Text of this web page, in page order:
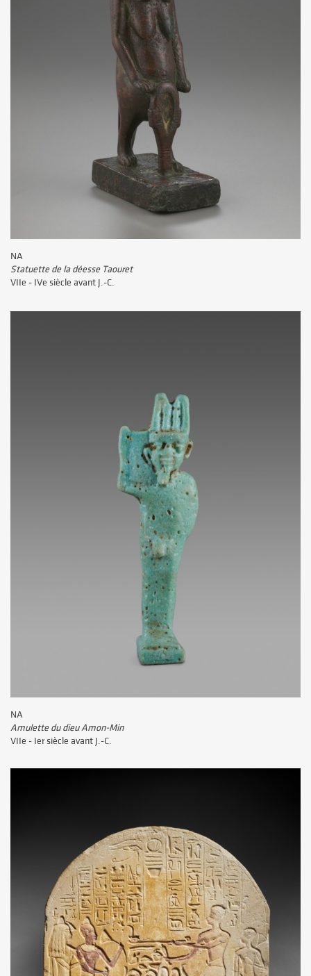
NA
Statuette de la déesse Taouret
VIIe - IVe siècle avant J.-C.
NA
Amulette du dieu Amon-Min
VIIe - Ier siècle avant J.-C.